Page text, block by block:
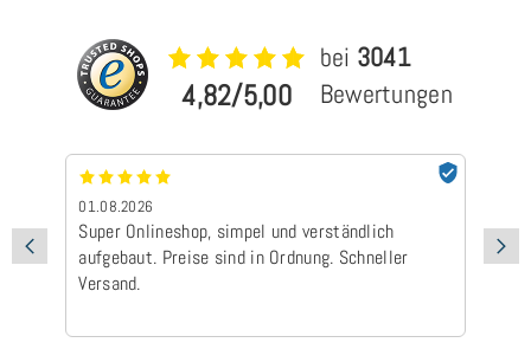
4,82/5,00
bei 3041
Bewertungen
01.08.2026
Super Onlineshop, simpel und verständlich
aufgebaut. Preise sind in Ordnung. Schneller
Versand.